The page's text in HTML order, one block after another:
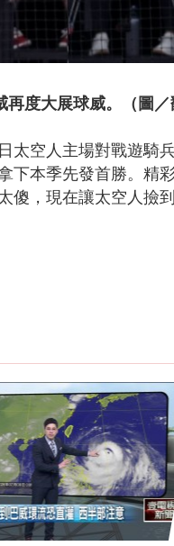
度大展球威。 （圖
日 太空人主場對戰遊騎
下本季先發首勝。精
傻，現在讓太空人撿到